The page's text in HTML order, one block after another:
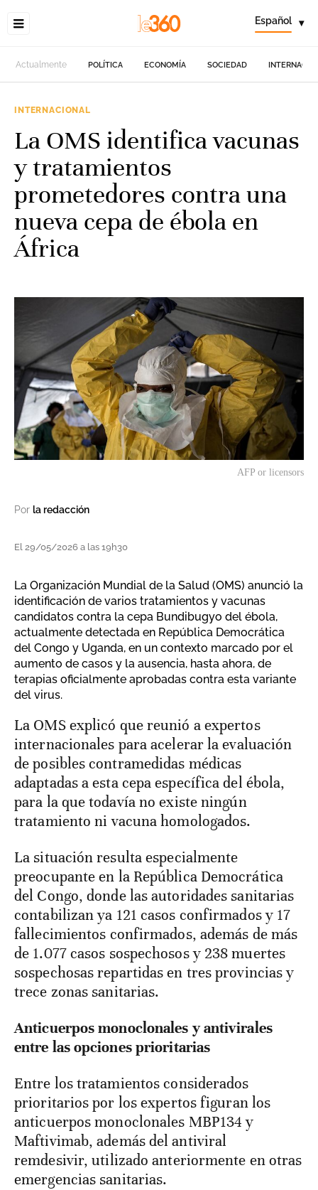
Español ▾
Actualmente POLÍTICA ECONOMÍA SOCIEDAD
INTERNACIONAL
La OMS identifica vacunas
y tratamientos
prometedores contra una
nueva cepa de ébola en
África
AFP or licensors
Por la redacción
El 29/05/2026 a las 19h30
La Organización Mundial de la Salud (OMS) anunció la
identificación de varios tratamientos y vacunas
candidatos contra la cepa Bundibugyo del ébola,
actualmente detectada en República Democrática
del Congo y Uganda, en un contexto marcado por el
aumento de casos y la ausencia, hasta ahora, de
terapias oficialmente aprobadas contra esta variante
del virus.
La OMS explicó que reunió a expertos
internacionales para acelerar la evaluación
de posibles contramedidas médicas
adaptadas a esta cepa específica del ébola,
para la que todavía no existe ningún
tratamiento ni vacuna homologados.
La situación resulta especialmente
preocupante en la República Democrática
del Congo, donde las autoridades sanitarias
contabilizan ya 121 casos confirmados y 17
fallecimientos confirmados, además de más
de 1.077 casos sospechosos y 238 muertes
sospechosas repartidas en tres provincias y
trece zonas sanitarias.
Anticuerpos monoclonales y antivirales
entre las opciones prioritarias
Entre los tratamientos considerados
prioritarios por los expertos figuran los
anticuerpos monoclonales MBP134 y
Maftivimab, además del antiviral
remdesivir, utilizado anteriormente en otras
emergencias sanitarias.